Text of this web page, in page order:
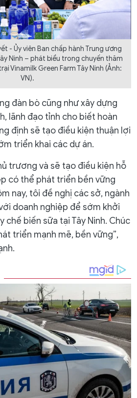
- Ủy viên Ban chấp hành Trung ương
Ninh – phát biểu trong chuyến thăm
Vinamilk Green Farm Tây Ninh (Ảnh:
VN).
đàn bò cũng như xây dựng
lãnh đạo tỉnh cho biết hoàn
định sẽ tạo điều kiện thuận lợi
triển khai các dự án.
trương và sẽ tạo điều kiện hỗ
có thể phát triển bền vững
nay, tôi đề nghị các sở, ngành
doanh nghiệp để sớm khởi
chế biến sữa tại Tây Ninh. Chúc
triển mạnh mẽ, bền vững”,